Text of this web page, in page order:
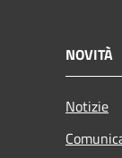
NOVITÀ
Notizie